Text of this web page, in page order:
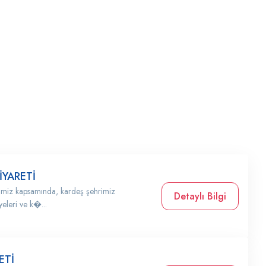
kapsamında, kardeş şehrimiz
ve k�...
Detaylı Bilgi